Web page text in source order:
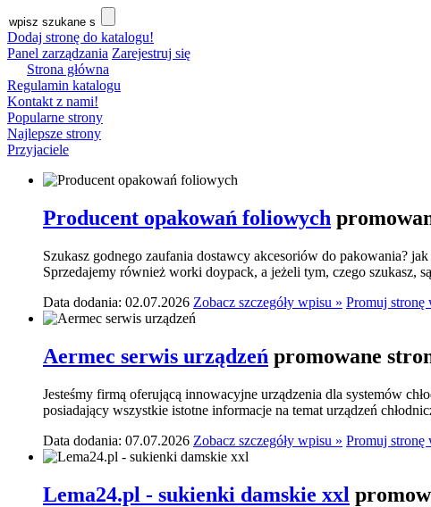
Dodaj stronę do katalogu!
Panel zarządzania Zarejestruj się
Strona główna
Regulamin katalogu
Kontakt z nami!
Popularne strony
Najlepsze strony
Przyjaciele
Producent opakowań foliowych
Szukasz godnego zaufania dostawcy akcesoriów do pakowania?
Sprzedajemy również worki doypack, a jeżeli tym, czego szukasz,
Data dodania: 02.07.2026 Zobacz szczegóły wpisu » Promuj stronę
Aermec serwis urządzeń promowane
Jesteśmy firmą oferującą innowacyjne urządzenia dla systemów
posiadający wszystkie istotne informacje na temat urządzeń
Data dodania: 07.07.2026 Zobacz szczegóły wpisu » Promuj stronę
Lema24.pl - sukienki damskie xxl